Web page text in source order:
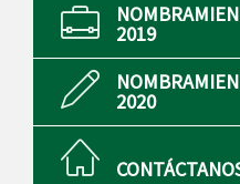
2019
2020